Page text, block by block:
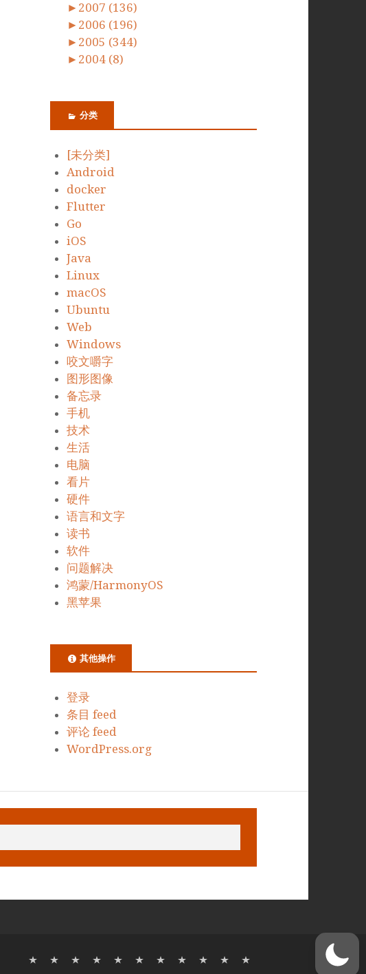
► 2007 (136)
► 2006 (196)
► 2005 (344)
► 2004 (8)
分类
[未分类]
Android
docker
Flutter
Go
iOS
Java
Linux
macOS
Ubuntu
Web
Windows
咬文嚼字
图形图像
备忘录
手机
技术
生活
电脑
看片
硬件
语言和文字
读书
软件
问题解决
鸿蒙/HarmonyOS
黑苹果
其他操作
登录
条目 feed
评论 feed
WordPress.org